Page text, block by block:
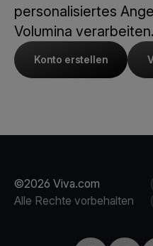
personalisiertes
Volumina verarbeiten.
Konto erstellen
©2026 Viva.com
Alle Rechte vorbehalten